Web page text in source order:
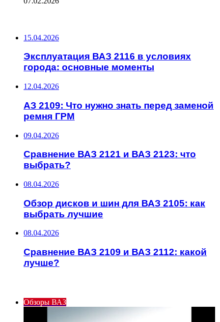
15.04.2026
Эксплуатация ВАЗ 2116 в условиях
города: основные моменты
12.04.2026
АЗ 2109: Что нужно знать перед заменой
ремня ГРМ
09.04.2026
Сравнение ВАЗ 2121 и ВАЗ 2123: что
выбрать?
08.04.2026
Обзор дисков и шин для ВАЗ 2105: как
выбрать лучшие
08.04.2026
Сравнение ВАЗ 2109 и ВАЗ 2112: какой
лучше?
Обзоры ВАЗ